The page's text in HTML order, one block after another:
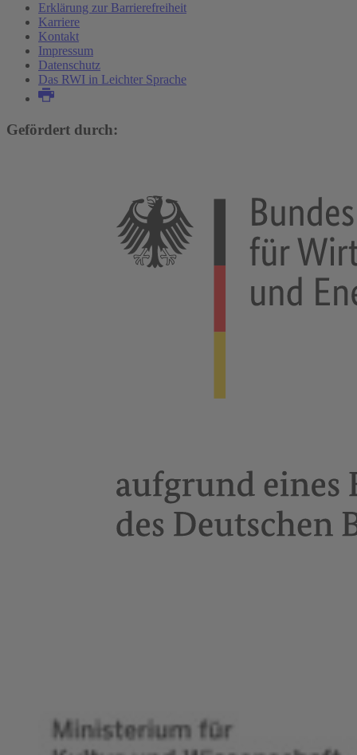
Erklärung zur Barrierefreiheit
Karriere
Kontakt
Impressum
Datenschutz
Das RWI in Leichter Sprache
Gefördert durch: